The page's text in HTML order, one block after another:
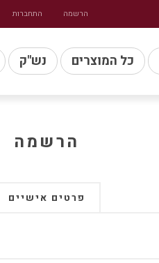
הרשמה התחברות
כל המוצרים נש"ק
הרשמה
פרטים אישיים